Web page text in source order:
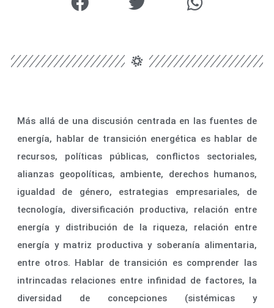
Más allá de una discusión centrada en las fuentes de
energía, hablar de transición energética es hablar de
recursos, políticas públicas, conflictos sectoriales,
alianzas geopolíticas, ambiente, derechos humanos,
igualdad de género, estrategias empresariales, de
tecnología, diversificación productiva, relación entre
energía y distribución de la riqueza, relación entre
energía y matriz productiva y soberanía alimentaria,
entre otros. Hablar de transición es comprender las
intrincadas relaciones entre infinidad de factores, la
diversidad de concepciones (sistémicas y